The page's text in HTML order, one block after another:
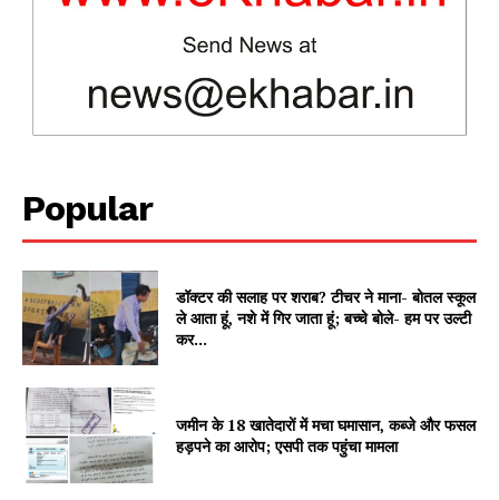
SUBSCRIBE NOW
Company
Contact us
Subscription Plans
My account
Popular
डॉक्टर की सलाह पर शराब? टीचर ने माना- बोतल स्कूल
ले आता हूं, नशे में गिर जाता हूं; बच्चे बोले- हम पर उल्टी
कर...
जमीन के 18 खातेदारों में मचा घमासान, कब्जे और फसल
हड़पने का आरोप; एसपी तक पहुंचा मामला